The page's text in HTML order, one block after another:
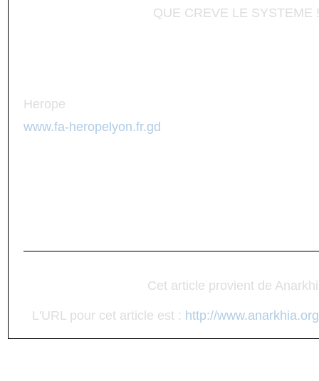
QUE CREVE LE SYSTEME !
Herope
www.fa-heropelyon.fr.gd
Cet article provient de
L'URL pour cet article est : http://